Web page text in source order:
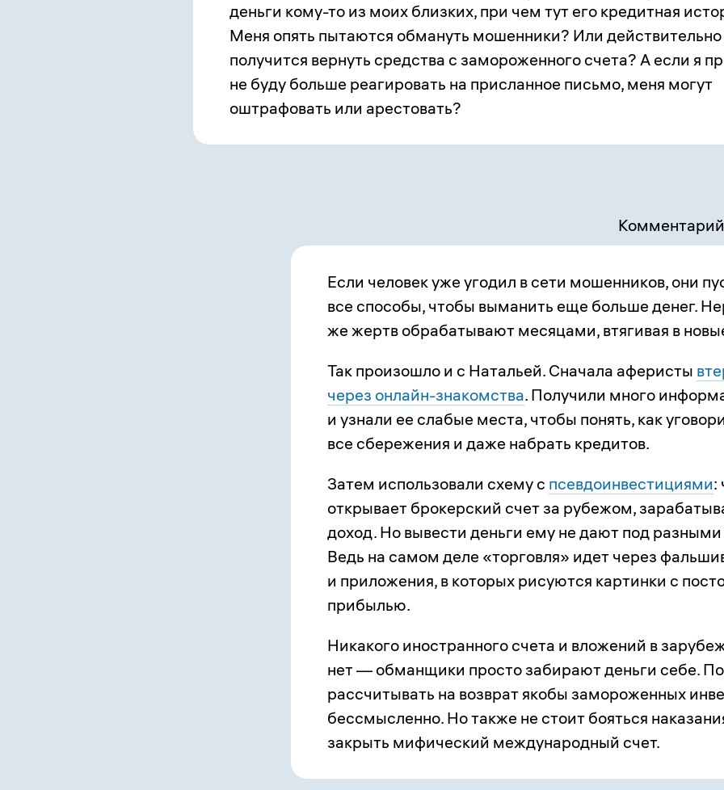
деньги кому-то из моих близких, при чем тут его кредитная
Меня опять пытаются обмануть мошенники? Или действительно
получится вернуть средства с замороженного счета? А если я
не буду больше реагировать на присланное письмо, меня могут
оштрафовать или арестовать?
Если человек уже угодил в сети мошенников, они
все способы, чтобы выманить еще больше денег.
же жертв обрабатывают месяцами, втягивая в
Так произошло и с Натальей. Сначала аферисты
через онлайн-знакомства. Получили много
и узнали ее слабые места, чтобы понять, как
все сбережения и даже набрать кредитов.
Затем использовали схему с псевдоинвестициями:
открывает брокерский счет за рубежом,
доход. Но вывести деньги ему не дают под
Ведь на самом деле «торговля» идет через
и приложения, в которых рисуются картинки с
прибылью.
Никакого иностранного счета и вложений в
нет — обманщики просто забирают деньги себе.
рассчитывать на возврат якобы замороженных
бессмысленно. Но также не стоит бояться
закрыть мифический международный счет.